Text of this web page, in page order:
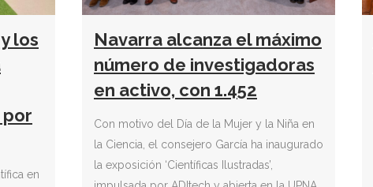
los
en
Navarra alcanza el máximo
número de investigadoras
en activo, con 1.452
Con motivo del Día de la Mujer y la Niña en
la Ciencia, el consejero García ha inaugurado
la exposición ‘Científicas Ilustradas’,